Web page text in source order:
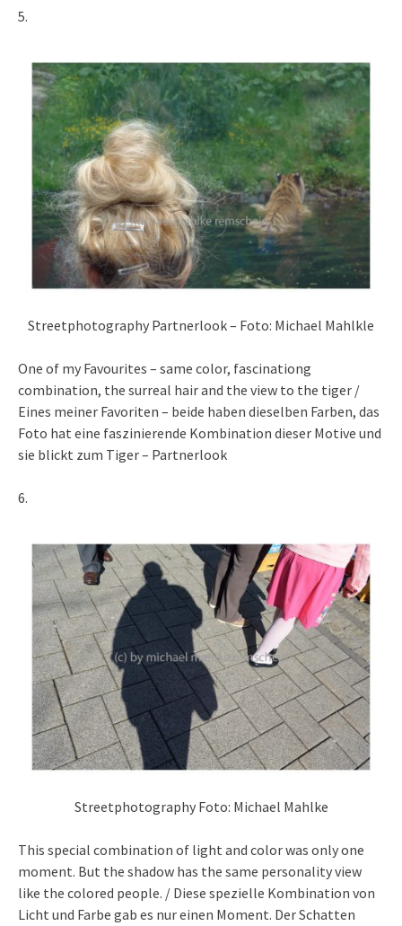
5.
Streetphotography Partnerlook – Foto: Michael Mahlkle
One of my Favourites – same color, fascinationg
combination, the surreal hair and the view to the tiger /
Eines meiner Favoriten – beide haben dieselben Farben, das
Foto hat eine faszinierende Kombination dieser Motive und
sie blickt zum Tiger – Partnerlook
6.
Streetphotography Foto: Michael Mahlke
This special combination of light and color was only one
moment. But the shadow has the same personality view
like the colored people. / Diese spezielle Kombination von
Licht und Farbe gab es nur einen Moment. Der Schatten